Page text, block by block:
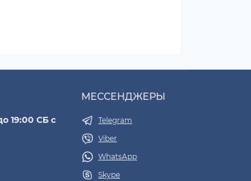
19:00 СБ с
МЕССЕНДЖЕРЫ
Telegram
Viber
WhatsApp
Skype